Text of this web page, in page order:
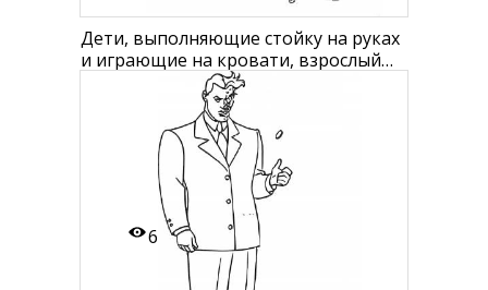
Дети, выполняющие стойку на руках
и играющие на кровати, взрослый
мужчина с чемоданом на пороге
6